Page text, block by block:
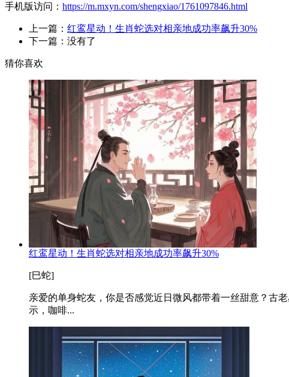
手机版访问： https://m.mxyn.com/shengxiao/1761097846.html
上一篇： 红鸾星动！生肖蛇选对相亲地成功率飙升30%
下一篇：没有了
猜你喜欢
红鸾星动！生肖蛇选对相亲地成功率飙升30%
[巳蛇]
亲爱的单身蛇友，你是否感觉近日微风都带着一丝甜意？古
示，咖啡...